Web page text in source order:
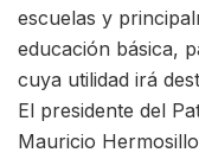
escuelas y
educación básica,
cuya utilidad irá
El presidente del
Mauricio